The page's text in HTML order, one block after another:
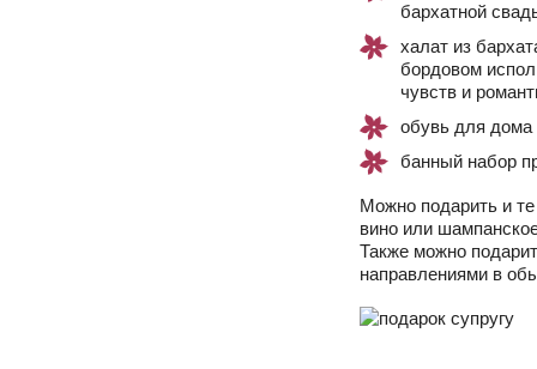
бархатной
халат из
бордовом
чувств и
обувь для дома
банный набор
Можно подарить и
вино или
Также можно
направлениями в